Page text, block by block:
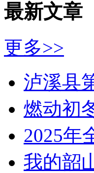
最新文章
更多>>
泸溪县
燃动初
2025年
我的韶